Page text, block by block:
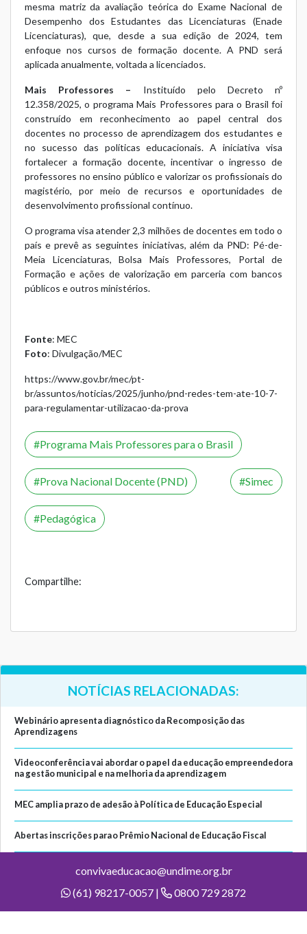
mesma matriz da avaliação teórica do Exame Nacional de
Desempenho dos Estudantes das Licenciaturas (Enade
Licenciaturas), que, desde a sua edição de 2024, tem
enfoque nos cursos de formação docente. A PND será
aplicada anualmente, voltada a licenciados.
Mais Professores – Instituído pelo Decreto nº
12.358/2025, o programa Mais Professores para o Brasil foi
construído em reconhecimento ao papel central dos
docentes no processo de aprendizagem dos estudantes e
no sucesso das políticas educacionais. A iniciativa visa
fortalecer a formação docente, incentivar o ingresso de
professores no ensino público e valorizar os profissionais do
magistério, por meio de recursos e oportunidades de
desenvolvimento profissional contínuo.
O programa visa atender 2,3 milhões de docentes em todo o
país e prevê as seguintes iniciativas, além da PND: Pé-de-
Meia Licenciaturas, Bolsa Mais Professores, Portal de
Formação e ações de valorização em parceria com bancos
públicos e outros ministérios.
Fonte: MEC
Foto: Divulgação/MEC
https://www.gov.br/mec/pt-
br/assuntos/noticias/2025/junho/pnd-redes-tem-ate-10-7-
para-regulamentar-utilizacao-da-prova
Programa Mais Professores para o Brasil
Prova Nacional Docente (PND) Simec
Pedagógica
Compartilhe:
NOTÍCIAS RELACIONADAS:
Webinário apresenta diagnóstico da Recomposição das
Aprendizagens
Videoconferência vai abordar o papel da educação empreendedora
na gestão municipal e na melhoria da aprendizagem
MEC amplia prazo de adesão à Política de Educação Especial
Abertas inscrições para o Prêmio Nacional de Educação Fiscal
convivaeducacao@undime.org.br
(61) 98217-0057 |
0800 729 2872